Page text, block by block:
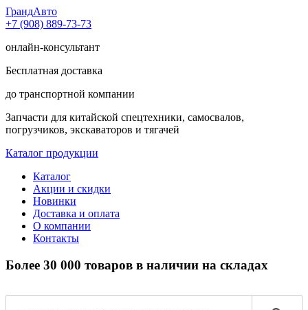
ГрандАвто
+7 (908) 889-73-73
онлайн-консультант
Бесплатная доставка
до транспортной компании
Запчасти для китайской спецтехники, самосвалов,
погрузчиков, экскаваторов и тягачей
Каталог продукции
Каталог
Акции и скидки
Новинки
Доставка и оплата
О компании
Контакты
Более 30 000 товаров в наличии на складах